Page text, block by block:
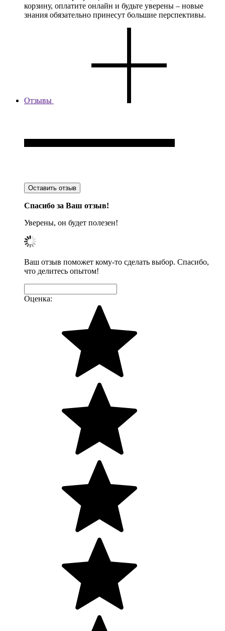
корзину, оплатите онлайн и будьте уверены – новые
знания обязательно принесут большие перспективы.
Отзывы
Оставить отзыв
Спасибо за Ваш отзыв!
Уверены, он будет полезен!
Ваш отзыв поможет кому-то сделать выбор. Спасибо,
что делитесь опытом!
Оценка: